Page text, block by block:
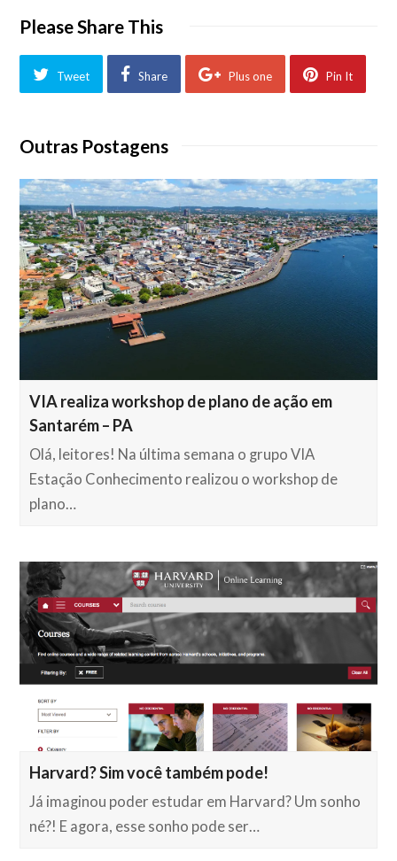
Please Share This
Tweet Share Plus one Pin It
Outras Postagens
VIA realiza workshop de plano de ação em
Santarém – PA
Olá, leitores! Na última semana o grupo VIA
Estação Conhecimento realizou o workshop de
plano…
Harvard? Sim você também pode!
Já imaginou poder estudar em Harvard? Um sonho
né?! E agora, esse sonho pode ser…